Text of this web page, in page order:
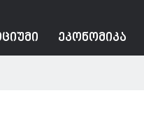
ᲔᲙᲝᲜᲝᲛᲘᲙᲐ